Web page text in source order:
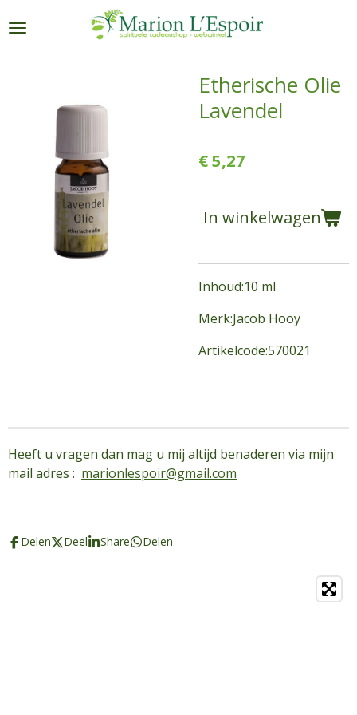
direct
Etherische Olie
Lavendel
€ 5,27
In winkelwagen
Inhoud:10 ml
Merk:Jacob Hooy
Artikelcode:570021
Heeft u vragen dan mag u mij altijd benaderen via mijn
mail adres : marionlespoir@gmail.com
Delen Deel Share Delen